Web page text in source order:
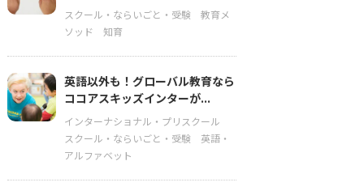
スクール・ならいごと・受験
教育メ
ソッド
知育
英語以外も！グローバル教育なら
ココアスキッズインターが...
インターナショナル・プリスクール
スクール・ならいごと・受験
英語・
アルファベット